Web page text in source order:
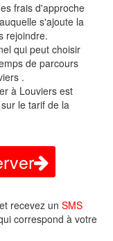
frais d'approche
s'ajoute la
rejoindre.
qui peut choisir
de parcours
.
à Louviers est
le tarif de la
recevez un SMS
correspond à votre